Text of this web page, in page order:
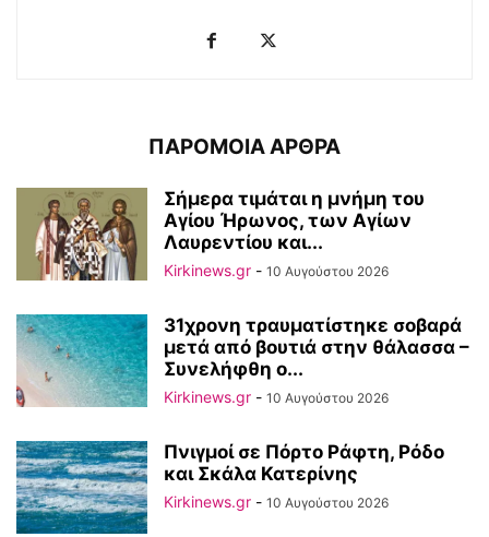
ΠΑΡΟΜΟΙΑ ΑΡΘΡΑ
Σήμερα τιμάται η μνήμη του
Αγίου Ήρωνος, των Αγίων
Λαυρεντίου και...
Kirkinews.gr - 10 Αυγούστου 2026
31χρονη τραυματίστηκε σοβαρά
μετά από βουτιά στην θάλασσα –
Συνελήφθη ο...
Kirkinews.gr - 10 Αυγούστου 2026
Πνιγμοί σε Πόρτο Ράφτη, Ρόδο
και Σκάλα Κατερίνης
Kirkinews.gr - 10 Αυγούστου 2026